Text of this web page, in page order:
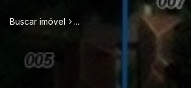
Buscar imóvel ...